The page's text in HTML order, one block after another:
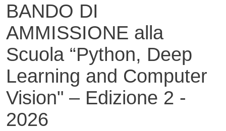
BANDO DI
AMMISSIONE alla
Scuola “Python, Deep
Learning and Computer
Vision" – Edizione 2 -
2026